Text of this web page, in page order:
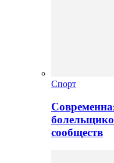
Спорт
сообществ